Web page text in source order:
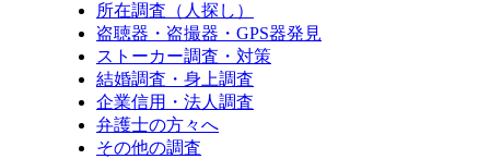
所在調査（人探し）
盗聴器・盗撮器・GPS器発見
ストーカー調査・対策
結婚調査・身上調査
企業信用・法人調査
弁護士の方々へ
その他の調査